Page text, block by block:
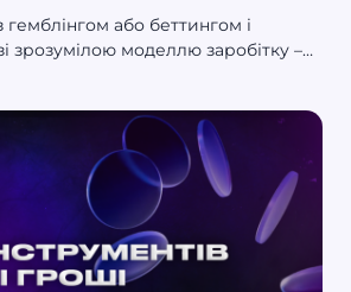
або беттингом і
зрозумілою моделлю заробітку –
де ти заробляєш на кожному
кліках.